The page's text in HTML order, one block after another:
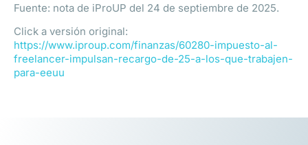
Fuente: nota de iProUP del 24 de septiembre de 2025.
Click a versión original:
https://www.iproup.com/finanzas/60280-impuesto-al-
freelancer-impulsan-recargo-de-25-a-los-que-trabajen-
para-eeuu